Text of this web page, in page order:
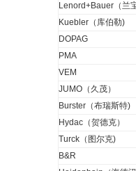
Lenord+Bauer（兰
Kuebler（库伯勒)
DOPAG
PMA
VEM
JUMO（久茂）
Burster（布瑞斯特)
Hydac（贺德克）
Turck（图尔克)
B&R